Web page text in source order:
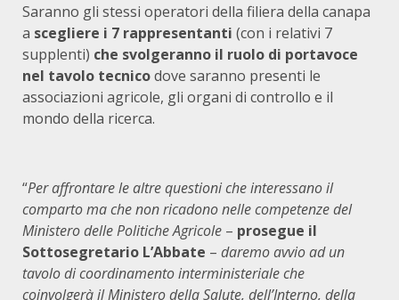
Saranno gli stessi operatori della filiera della canapa
a scegliere i 7 rappresentanti (con i relativi 7
supplenti) che svolgeranno il ruolo di portavoce
nel tavolo tecnicodove saranno presenti le
associazioni agricole, gli organi di controllo e il
mondo della ricerca.
“Per affrontare le altre questioni che interessano il
comparto ma che non ricadono nelle competenze del
Ministero delle Politiche Agricole – prosegue il
Sottosegretario L’Abbate – daremo avvio ad un
tavolo di coordinamento interministeriale che
coinvolgerà il Ministero della Salute, dell’Interno, della